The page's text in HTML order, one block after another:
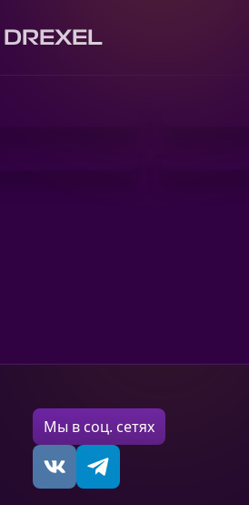
DREXEL
Мы в соц. сетях